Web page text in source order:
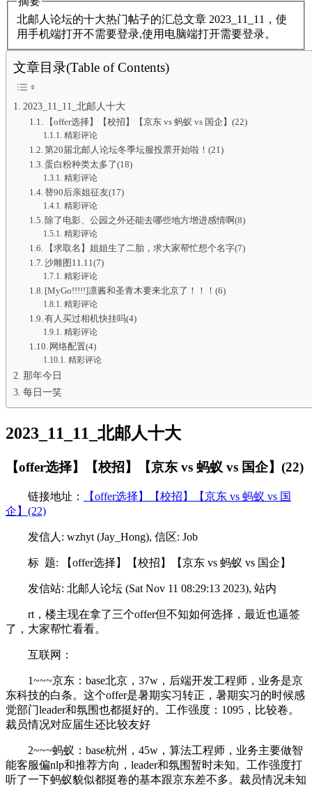
北邮人论坛的十大热门帖子的汇总文章 2023_11_11，使
用手机端打开不需要登录,使用电脑端打开需要登录。
文章目录(Table of Contents)
2023_11_11_北邮人十大
【offer选择】【校招】【京东 vs 蚂蚁 vs 国企】(22)
精彩评论
第20届北邮人论坛冬季坛服投票开始啦！(21)
蛋白粉种类太多了(18)
精彩评论
替90后亲姐征友(17)
精彩评论
除了电影、公园之外还能去哪些地方增进感情啊(8)
精彩评论
【求取名】姐姐生了二胎，求大家帮忙想个名字(7)
沙雕图11.11(7)
精彩评论
[MyGo!!!!!]凛酱和圣青木要来北京了！！！(6)
精彩评论
有人买过相机快挂吗(4)
精彩评论
网络配置(4)
精彩评论
那年今日
每日一笑
2023_11_11_北邮人十大
【offer选择】【校招】【京东 vs 蚂蚁 vs 国企】(22)
链接地址：
【offer选择】【校招】【京东 vs 蚂蚁 vs 国
企】(22)
发信人: wzhyt (Jay_Hong), 信区: Job
标 题: 【offer选择】【校招】【京东 vs 蚂蚁 vs 国企】
发信站: 北邮人论坛 (Sat Nov 11 08:29:13 2023), 站内
rt，楼主现在拿了三个offer但不知如何选择，最近也逼签
了，大家帮忙看看。
互联网：
1~~~京东：base北京，37w，后端开发工程师，业务是京
东科技的白条。这个offer是暑期实习转正，暑期实习的时候感
觉部门leader和氛围也都挺好的。工作强度：1095，比较卷。
裁员情况对应届生还比较友好
2~~~蚂蚁：base杭州，45w，算法工程师，业务主要做智
能客服偏nlp和推荐方向，leader和氛围暂时未知。工作强度打
听了一下蚂蚁貌似都挺卷的基本跟京东差不多。裁员情况未知